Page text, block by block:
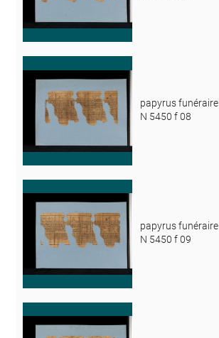
papyrus funéraire
N 5450 f 08
papyrus funéraire
N 5450 f 09